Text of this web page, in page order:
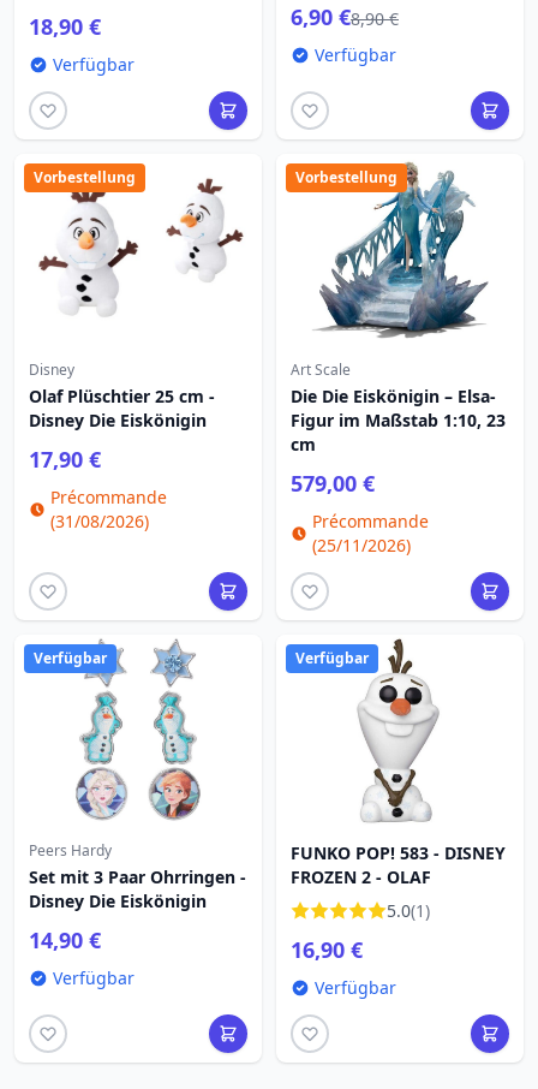
18,90 €
Verfügbar
6,90 €8,90 €
Verfügbar
Vorbestellung
Disney
Olaf Plüschtier 25 cm -
Disney Die Eiskönigin
17,90 €
Précommande
(31/08/2026)
Vorbestellung
Art Scale
Die Die Eiskönigin – Elsa-
Figur im Maßstab 1:10, 23
cm
579,00 €
Précommande
(25/11/2026)
Verfügbar
Peers Hardy
Set mit 3 Paar Ohrringen -
Disney Die Eiskönigin
14,90 €
Verfügbar
Verfügbar
FUNKO POP! 583 - DISNEY
FROZEN 2 - OLAF
5.0(1)
16,90 €
Verfügbar